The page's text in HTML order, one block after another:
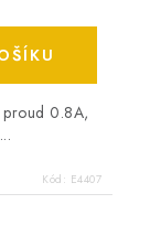
proud 0.8A,
Kód: E4407